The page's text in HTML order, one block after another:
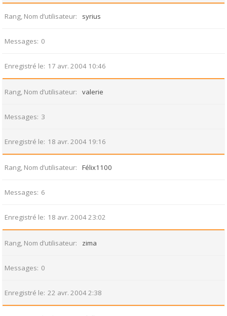
Rang, Nom d’utilisateur syrius
Messages 0
Enregistré le 17 avr. 2004 10:46
Rang, Nom d’utilisateur valerie
Messages 3
Enregistré le 18 avr. 2004 19:16
Rang, Nom d’utilisateur Félix1100
Messages 6
Enregistré le 18 avr. 2004 23:02
Rang, Nom d’utilisateur zima
Messages 0
Enregistré le 22 avr. 2004 2:38